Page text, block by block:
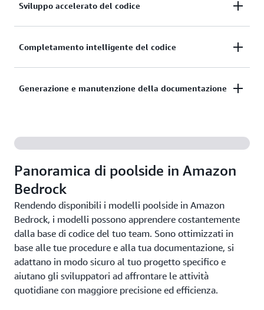
Sviluppo accelerato del codice
artificiale che scrive blocchi di codice pronti per la
produzione, comprende requisiti complessi e
Riduci il tempo dedicato al codice boilerplate e
Completamento intelligente del codice
che comprendano l'intera base di codice, non solo il
Generazione e manutenzione della documentazione
Trasforma le conoscenze tribali in documentazione
accessibile che si sviluppa con il tuo progetto.
Panoramica di poolside in Amazon
Bedrock
Rendendo disponibili i modelli poolside in Amazon
Bedrock, i modelli possono apprendere costantemente
dalla base di codice del tuo team. Sono ottimizzati in
base alle tue procedure e alla tua documentazione, si
adattano in modo sicuro al tuo progetto specifico e
aiutano gli sviluppatori ad affrontare le attività
quotidiane con maggiore precisione ed efficienza.